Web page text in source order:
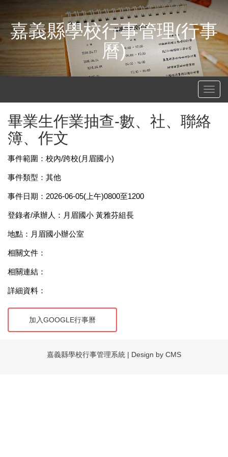
嘉義縣學校行事管理(行事
曆)
畢業生作業抽查-數、社、聯絡
簿、作文
事件範圍：校內/跨校(月眉國小)
事件類型：其他
事件日期：2026-06-05(上午)0800至1200
登錄者/承辦人：月眉國小 黃雅芬組長
地點：月眉國小辦公室
相關文件：
相關連結：
詳細資料：
加入GOOGLE行事曆
嘉義縣學校行事管理系統 | Design by CMS